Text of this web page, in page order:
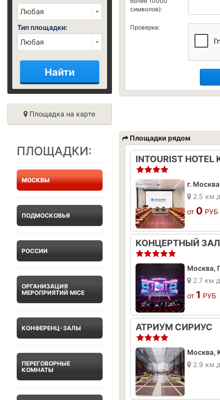
Тип площадки:
Найти
Площадка на карте
ПЛОЩАДКИ:
МОСКВЫ
ПОДМОСКОВЬЯ
РОССИИ
ОРГАНИЗАЦИЯ
МЕРОПРИЯТИЙ MICE
КОНФЕРЕНЦ-ЗАЛЫ
ПЕРЕГОВОРНЫЕ
КОМНАТЫ
символов):
Проверка:
Площадки рядом
г.
2.5 км
от 0 РУБ
КОНЦЕРТНЫЙ
2.7 км
от 1 РУБ
АТРИУМ СИРИУС
Москва,
2.9 км